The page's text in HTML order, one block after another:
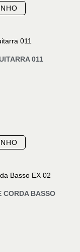
011
CORDA BASSO